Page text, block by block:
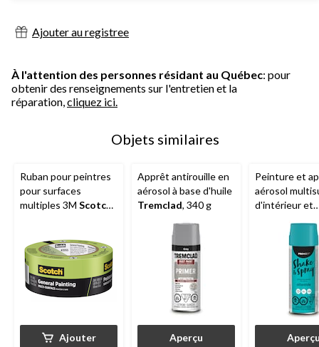
Ajouter au registree
À l'attention des personnes résidant au Québec: pour
obtenir des renseignements sur l'entretien et la
réparation,cliquez ici.
Objets similaires
Ruban pour peintres
pour surfaces
multiples 3M Scotch,
vg
Ajouter
Apprêt antirouille en
aérosol à base d'huile
Tremclad, 340 g
Aperçu
Peinture et
aérosol
d'intérieur et
satiné, 340 g